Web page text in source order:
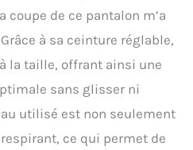
innovante mTHERM light
pour des jambes chaudes
et une grande rétention de
chaleur, Tissu
particulièrement élastique
grâce au tissu stretch 4
directions Imprégnation, 4
fermeture éclair, Poche de
de ce pantalon m’a
à sa ceinture réglable,
la taille, offrant ainsi une
sans glisser ni
utilisé est non seulement
ce qui permet de